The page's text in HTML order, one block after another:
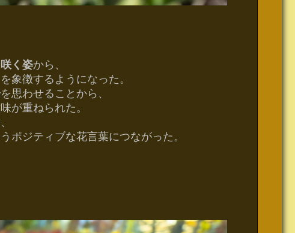
く姿から、
象徴するようになった。
を思わせることから、
が重ねられた。
ポジティブな花言葉につながった。